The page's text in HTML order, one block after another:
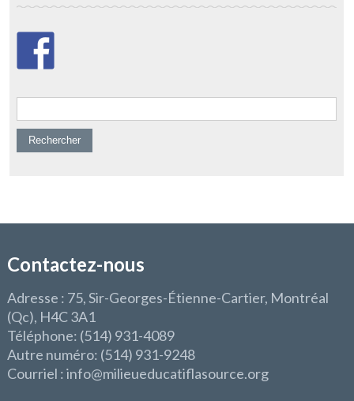
Rechercher :
Contactez-nous
Adresse : 75, Sir-Georges-Étienne-Cartier, Montréal
(Qc), H4C 3A1
Téléphone: (514) 931-4089
Autre numéro: (514) 931-9248
Courriel : info@milieueducatiflasource.org